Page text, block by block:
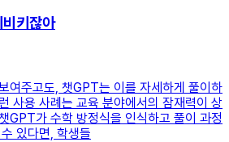
키잖아
여주고도, 챗GPT는 이를 자세하게 풀이하
사용 사례는 교육 분야에서의 잠재력이 상
GPT가 수학 방정식을 인식하고 풀이 과정
있다면, 학생들